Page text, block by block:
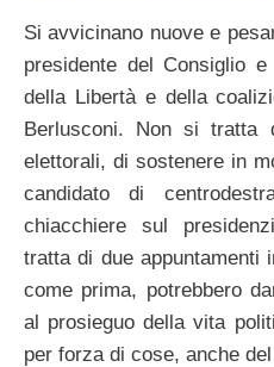
Si avvicinano nuove e
presidente del Consiglio
della Libertà e della
Berlusconi. Non si tratta
elettorali, di sostenere in
candidato di
chiacchiere sul
tratta di due appuntamenti
come prima, potrebbero
al prosieguo della vita
per forza di cose, anche